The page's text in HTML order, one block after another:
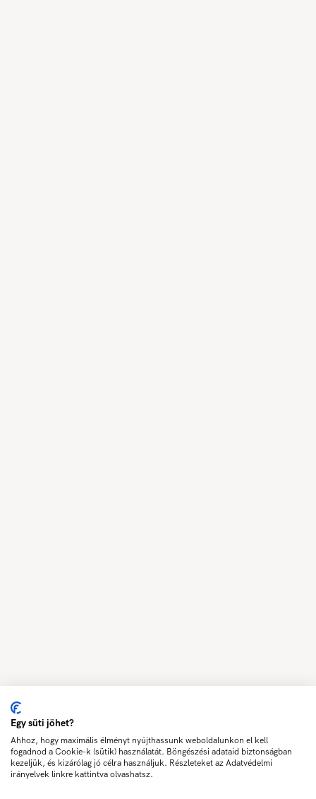
Egy süti jöhet?
Ahhoz, hogy maximális élményt nyújthassunk weboldalunkon el kell
fogadnod a Cookie-k (sütik) használatát. Böngészési adataid biztonságban
kezeljük, és kizárólag jó célra használjuk. Részleteket az Adatvédelmi
irányelvek linkre kattintva olvashatsz.